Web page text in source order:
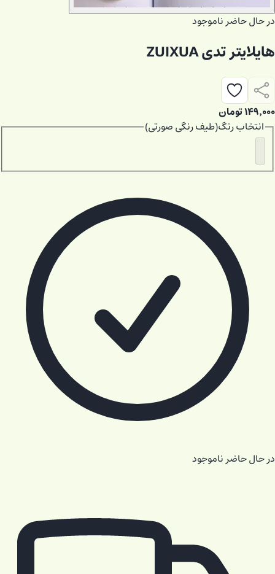
در حال حاضر ناموجود
هایلایتر تدی ZUIXUA
۱۴۹٬۰۰۰تومان
انتخابرنگ(طیف رنگی صورتی)
در حال حاضر ناموجود